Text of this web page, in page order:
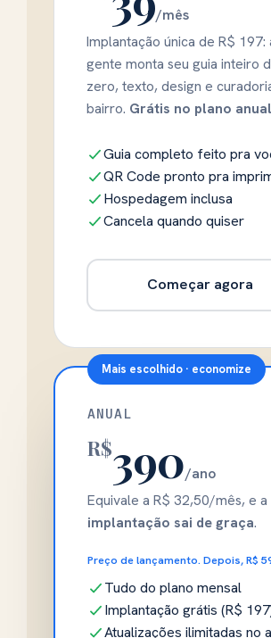
/mês
Implantação única de R$ 197:
gente monta seu guia inteiro
zero, texto, design e
bairro. Grátis no plano
Guia completo feito pra
QR Code pronto pra
Hospedagem inclusa
Cancela quando quiser
Começar agora
Mais escolhido · economize
ANUAL
R$390/ano
Equivale a R$ 32,50/mês, e a
implantação sai de graça.
Preço de lançamento. Depois, R$
Tudo do plano mensal
Implantação grátis (R$
Atualizações ilimitadas no